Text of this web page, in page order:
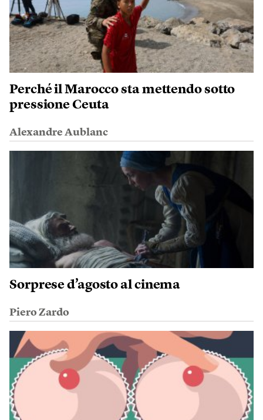
Perché il Marocco sta mettendo sotto
pressione Ceuta
Alexandre Aublanc
Sorprese d’agosto al cinema
Piero Zardo